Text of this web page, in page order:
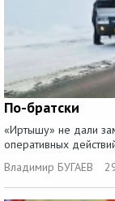
По-братски
«Иртышу» не дали
оперативных
Владимир БУГАЕВ